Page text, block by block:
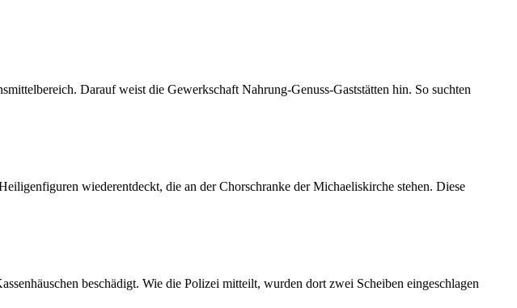
Darauf weist die Gewerkschaft Nahrung-Genuss-Gaststätten hin. So suchten
wiederentdeckt, die an der Chorschranke der Michaeliskirche stehen. Diese
beschädigt. Wie die Polizei mitteilt, wurden dort zwei Scheiben eingeschlagen